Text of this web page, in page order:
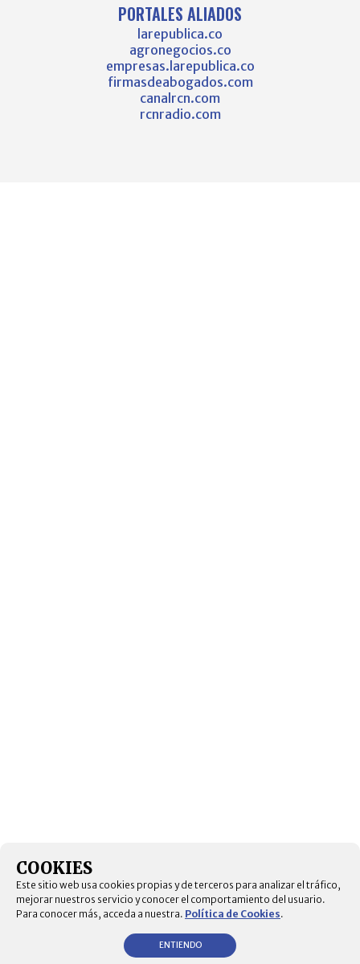
PORTALES ALIADOS
larepublica.co
agronegocios.co
empresas.larepublica.co
firmasdeabogados.com
canalrcn.com
rcnradio.com
COOKIES
Este sitio web usa cookies propias y de terceros para analizar el tráfico,
mejorar nuestros servicio y conocer el comportamiento del usuario.
Para conocer más, acceda a nuestra. Política de Cookies.
ENTIENDO